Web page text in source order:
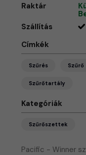
Pacific - Winner
Raktár
Szállítás
Címkék
Szűrés Szűrő
Szűrőtartály
Kategóriák
Szűrőszettek